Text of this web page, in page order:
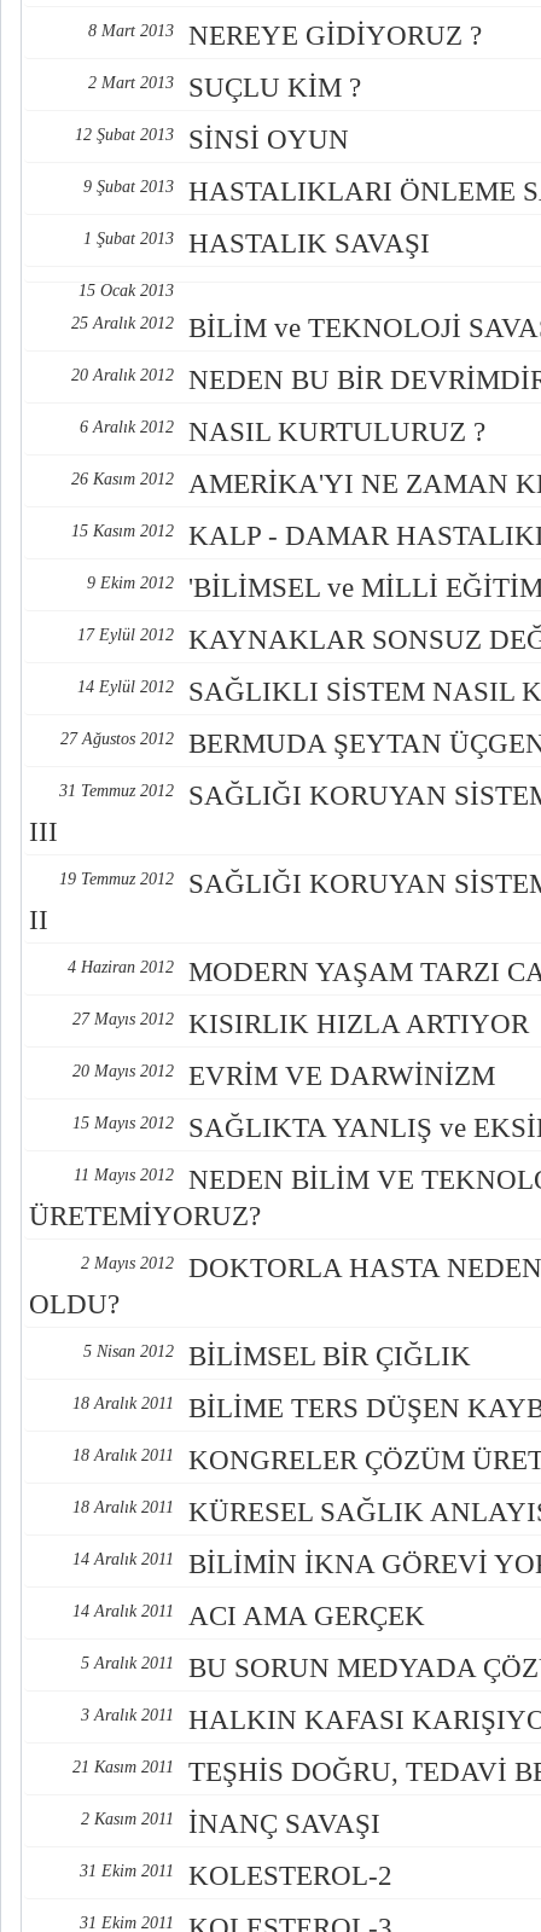
8 Mart 2013 NEREYE GİDİYORUZ ?
2 Mart 2013 SUÇLU KİM ?
12 Şubat 2013 SİNSİ OYUN
9 Şubat 2013 HASTALIKLARI ÖNLEME
1 Şubat 2013 HASTALIK SAVAŞI
15 Ocak 2013
25 Aralık 2012
BİLİM ve TEKNOLOJİ
20 Aralık 2012 NEDEN BU BİR
6 Aralık 2012 NASIL KURTULURUZ ?
26 Kasım 2012 AMERİKA'YI NE ZAMAN
15 Kasım 2012 KALP - DAMAR
9 Ekim 2012 'BİLİMSEL ve MİLLİ
17 Eylül 2012 KAYNAKLAR SONSUZ
14 Eylül 2012 SAĞLIKLI SİSTEM NASIL
27 Ağustos 2012 BERMUDA ŞEYTAN
31 Temmuz 2012
SAĞLIĞI KORUYAN
III
19 Temmuz 2012
SAĞLIĞI KORUYAN
II
4 Haziran 2012 MODERN YAŞAM TARZI
27 Mayıs 2012 KISIRLIK HIZLA ARTIYOR
20 Mayıs 2012 EVRİM VE DARWİNİZM
15 Mayıs 2012 SAĞLIKTA YANLIŞ ve
11 Mayıs 2012
NEDEN BİLİM VE
ÜRETEMİYORUZ?
2 Mayıs 2012
DOKTORLA HASTA
OLDU?
5 Nisan 2012 BİLİMSEL BİR ÇIĞLIK
18 Aralık 2011 BİLİME TERS DÜŞEN
18 Aralık 2011 KONGRELER ÇÖZÜM
18 Aralık 2011 KÜRESEL SAĞLIK
14 Aralık 2011 BİLİMİN İKNA GÖREVİ
14 Aralık 2011 ACI AMA GERÇEK
5 Aralık 2011 BU SORUN MEDYADA
3 Aralık 2011 HALKIN KAFASI
21 Kasım 2011 TEŞHİS DOĞRU, TEDAVİ
2 Kasım 2011 İNANÇ SAVAŞI
31 Ekim 2011 KOLESTEROL-2
31 Ekim 2011